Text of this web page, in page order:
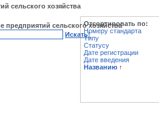
сельского хозяйства
предприятий сельского хозяйства
Искать!
Отсортировать по:
Номеру стандарта
Типу
Статусу
Дате регистрации
Дате введения
Названию ↑